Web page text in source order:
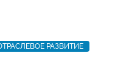
РАЗВИТИЕ